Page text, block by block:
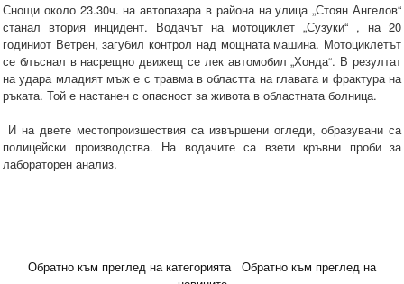
Снощи около 23.30ч. на автопазара в района на улица „Стоян Ангелов“
станал втория инцидент. Водачът на мотоциклет „Сузуки“ , на 20
годиниот Ветрен, загубил контрол над мощната машина. Мотоциклетът
се блъснал в насрещно движещ се лек автомобил „Хонда“. В резултат
на удара младият мъж е с травма в областта на главата и фрактура на
ръката. Той е настанен с опасност за живота в областната болница.
И на двете местопроизшествия са извършени огледи, образувани са
полицейски производства. На водачите са взети кръвни проби за
лабораторен анализ.
Обратно към преглед на категорията
Обратно към преглед на